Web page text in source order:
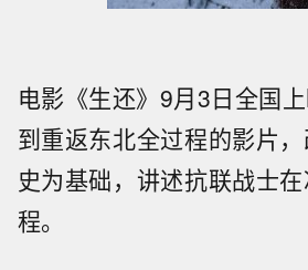
电影《生还》9月3日全国
到重返东北全过程的影片
史为基础，讲述抗联战士
程。